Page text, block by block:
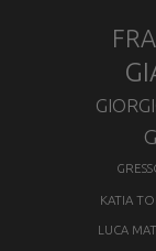
KATIA
LUCA